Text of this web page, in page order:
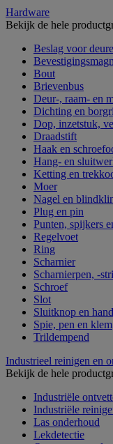
Hardware
Bekijk de hele
Beslag voor
Bout
Brievenbus
Deur-, raam- en
Dichting en
Dop, inzetstuk,
Draadstift
Haak en
Hang- en
Ketting en
Moer
Nagel en
Plug en pin
Punten, spijkers
Regelvoet
Ring
Scharnier
Scharnierpen, -
Schroef
Slot
Sluitknop en
Spie, pen en klem
Trildempend
Industrieel reinigen en
Bekijk de hele
Industriële
Industriële
Las onderhoud
Lekdetectie